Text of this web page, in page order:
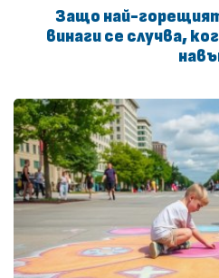
Защо най-
винаги се случва,